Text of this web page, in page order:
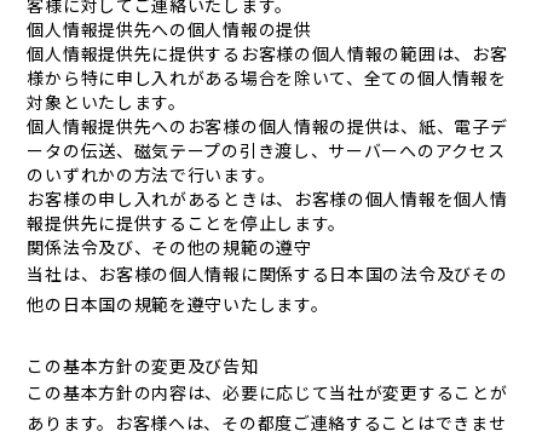
客様に対してご連絡いたします。
個人情報提供先への個人情報の提供
個人情報提供先に提供するお客様の個人情報の範囲は、お客
様から特に申し入れがある場合を除いて、全ての個人情報を
対象といたします。
個人情報提供先へのお客様の個人情報の提供は、紙、電子デ
ータの伝送、磁気テープの引き渡し、サーバーへのアクセス
のいずれかの方法で行います。
お客様の申し入れがあるときは、お客様の個人情報を個人情
報提供先に提供することを停止します。
関係法令及び、その他の規範の遵守
当社は、お客様の個人情報に関係する日本国の法令及びその
他の日本国の規範を遵守いたします。
この基本方針の変更及び告知
この基本方針の内容は、必要に応じて当社が変更することが
あります。お客様へは、その都度ご連絡することはできませ